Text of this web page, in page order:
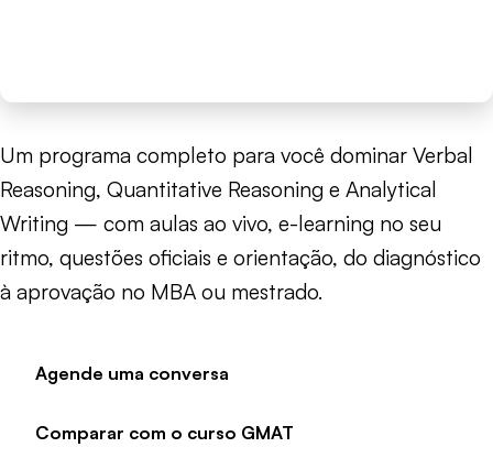
Um programa completo para você dominar Verbal
Reasoning, Quantitative Reasoning e Analytical
Writing — com aulas ao vivo, e-learning no seu
ritmo, questões oficiais e orientação, do diagnóstico
à aprovação no MBA ou mestrado.
Agende uma conversa
Comparar com o curso GMAT